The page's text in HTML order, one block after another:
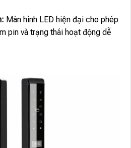
Màn hình LED hiện đại cho phép
pin và trạng thái hoạt động dễ